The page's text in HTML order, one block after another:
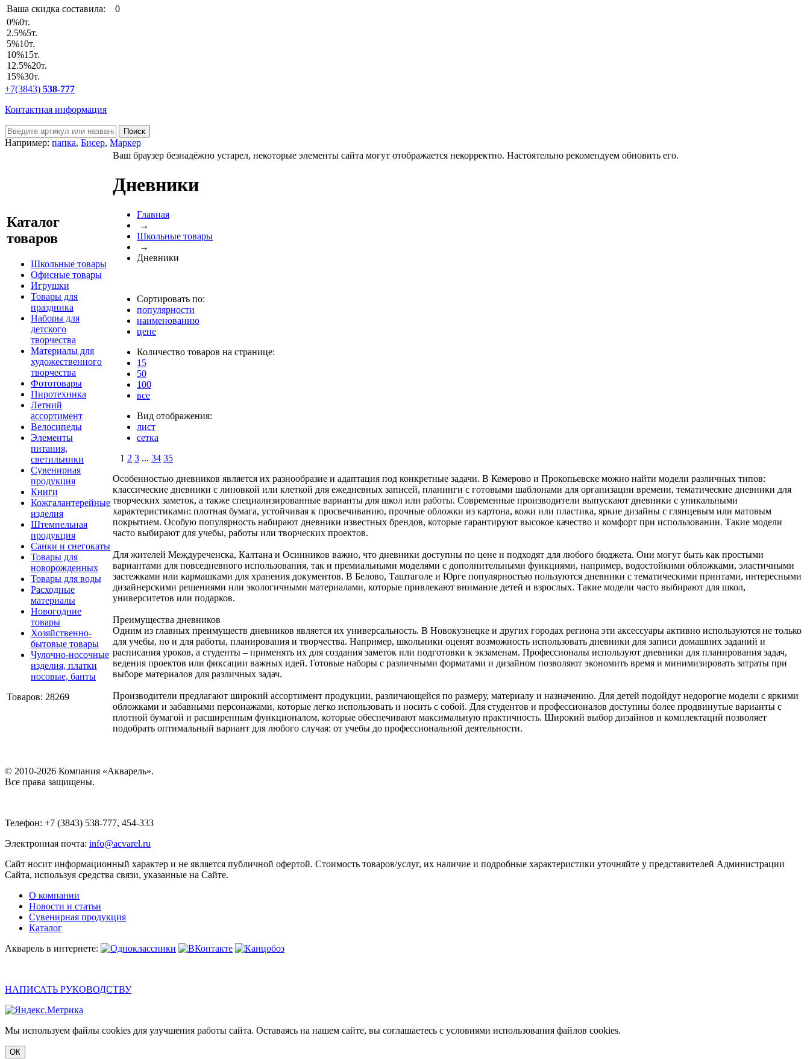
Ваша скидка составила:
0
0%0т.
2.5%5т.
5%10т.
10%15т.
12.5%20т.
15%30т.
+7(3843) 538-777
Контактная информация
Например: папка, Бисер, Маркер
Каталог
товаров
Школьные товары
Офисные товары
Игрушки
Товары для
праздника
Наборы для
детского
творчества
Материалы для
художественного
творчества
Фототовары
Пиротехника
Летний
ассортимент
Велосипеды
Элементы
питания,
светильники
Сувенирная
продукция
Книги
Кожгалантерейные
изделия
Штемпельная
продукция
Санки и снегокаты
Товары для
новорожденных
Товары для воды
Расходные
материалы
Новогодние
товары
Хозяйственно-
бытовые товары
Чулочно-носочные
изделия, платки
носовые, банты
Товаров: 28269
Ваш браузер безнадёжно устарел, некоторые элементы сайта могут отображается некорректно. Настоятельно рекомендуем обновить его.
Дневники
Главная
→
Школьные товары
→
Дневники
Сортировать по:
популярности
наименованию
цене
Количество товаров на странице:
15
50
100
все
Вид отображения:
лист
сетка
1 2 3 ... 34 35
Особенностью дневников является их разнообразие и адаптация под конкретные задачи. В Кемерово и Прокопьевске можно найти модели различных типов:
классические дневники с линовкой или клеткой для ежедневных записей, планинги с готовыми шаблонами для организации времени, тематические дневники для
творческих заметок, а также специализированные варианты для школ или работы. Современные производители выпускают дневники с уникальными
характеристиками: плотная бумага, устойчивая к просвечиванию, прочные обложки из картона, кожи или пластика, яркие дизайны с глянцевым или матовым
покрытием. Особую популярность набирают дневники известных брендов, которые гарантируют высокое качество и комфорт при использовании. Такие модели
часто выбирают для учебы, работы или творческих проектов.
Для жителей Междуреченска, Калтана и Осинников важно, что дневники доступны по цене и подходят для любого бюджета. Они могут быть как простыми
вариантами для повседневного использования, так и премиальными моделями с дополнительными функциями, например, водостойкими обложками, эластичными
застежками или кармашками для хранения документов. В Белово, Таштаголе и Юрге популярностью пользуются дневники с тематическими принтами, интересными
дизайнерскими решениями или экологичными материалами, которые привлекают внимание детей и взрослых. Такие модели часто выбирают для школ,
университетов или подарков.
Преимущества дневников
Одним из главных преимуществ дневников является их универсальность. В Новокузнецке и других городах региона эти аксессуары активно используются не только
для учебы, но и для работы, планирования и творчества. Например, школьники оценят возможность использовать дневники для записи домашних заданий и
расписания уроков, а студенты – применять их для создания заметок или подготовки к экзаменам. Профессионалы используют дневники для планирования задач,
ведения проектов или фиксации важных идей. Готовые наборы с различными форматами и дизайном позволяют экономить время и минимизировать затраты при
выборе материалов для различных задач.
Производители предлагают широкий ассортимент продукции, различающейся по размеру, материалу и назначению. Для детей подойдут недорогие модели с яркими
обложками и забавными персонажами, которые легко использовать и носить с собой. Для студентов и профессионалов доступны более продвинутые варианты с
плотной бумагой и расширенным функционалом, которые обеспечивают максимальную практичность. Широкий выбор дизайнов и комплектаций позволяет
подобрать оптимальный вариант для любого случая: от учебы до профессиональной деятельности.
© 2010-2026 Компания «Акварель».
Все права защищены.
Телефон: +7 (3843) 538-777, 454-333
Электронная почта: info@acvarel.ru
Сайт носит информационный характер и не является публичной офертой. Стоимость товаров/услуг, их наличие и подробные характеристики уточняйте у представителей Администрации
Сайта, используя средства связи, указанные на Сайте.
О компании
Новости и статьи
Сувенирная продукция
Каталог
Акварель в интернете:
НАПИСАТЬ РУКОВОДСТВУ
Мы используем файлы cookies для улучшения работы сайта. Оставаясь на нашем сайте, вы соглашаетесь с условиями использования файлов cookies.
ОК